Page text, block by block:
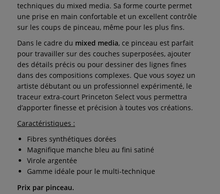
techniques du mixed media. Sa forme courte permet
une prise en main confortable et un excellent contrôle
sur les coups de pinceau, même pour les plus fins.
Dans le cadre du mixed media, ce pinceau est parfait
pour travailler sur des couches superposées, ajouter
des détails précis ou pour dessiner des lignes fines
dans des compositions complexes. Que vous soyez un
artiste débutant ou un professionnel expérimenté, le
traceur extra-court Princeton Select vous permettra
d’apporter finesse et précision à toutes vos créations.
Caractéristiques :
Fibres synthétiques dorées
Magnifique manche bleu au fini satiné
Virole argentée
Gamme idéale pour le multi-technique
Prix par pinceau.